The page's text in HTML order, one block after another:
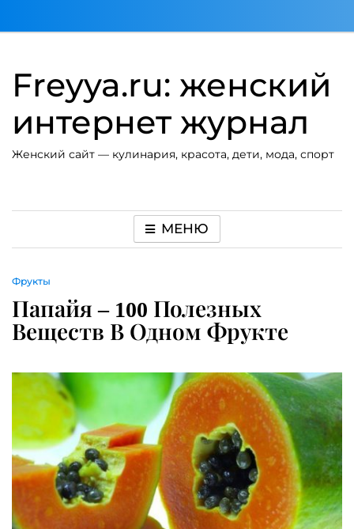
Freyya.ru: женский
интернет журнал
Женский сайт — кулинария, красота, дети, мода, спорт
МЕНЮ
Фрукты
Папайя – 100 Полезных
Веществ В Одном Фрукте